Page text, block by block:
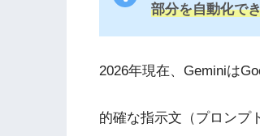
部分を自動化で
2026年現在、Geminiは
的確な指示文（プロンプ